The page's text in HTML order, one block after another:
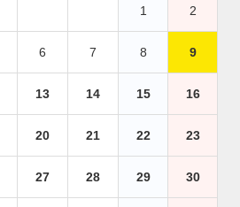
1 2
6 7 8 9
13 14 15 16
20 21 22 23
27 28 29 30